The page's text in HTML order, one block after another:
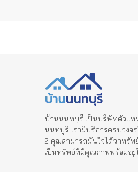
บ้านนนทบุรี เป็นบริษัทตัวแท
นนทบุรี เรามีบริการครบวงจ
2 คุณสามารถมั่นใจได้ว่าทรั
เป็นทรัพย์ที่มีคุณภาพพร้อมอยู่